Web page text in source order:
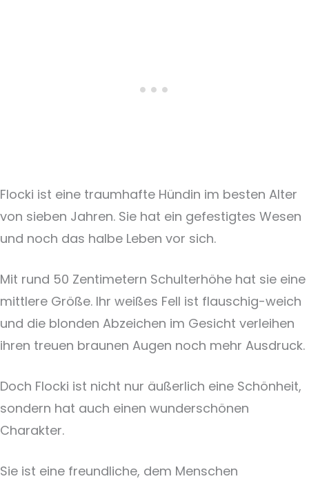
Flocki ist eine traumhafte Hündin im besten Alter
von sieben Jahren. Sie hat ein gefestigtes Wesen
und noch das halbe Leben vor sich.
Mit rund 50 Zentimetern Schulterhöhe hat sie eine
mittlere Größe. Ihr weißes Fell ist flauschig-weich
und die blonden Abzeichen im Gesicht verleihen
ihren treuen braunen Augen noch mehr Ausdruck.
Doch Flocki ist nicht nur äußerlich eine Schönheit,
sondern hat auch einen wunderschönen
Charakter.
Sie ist eine freundliche, dem Menschen